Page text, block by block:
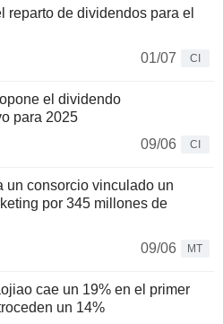
reparto de dividendos para el
01/07
CI
el dividendo
para 2025
09/06
CI
un consorcio vinculado un
por 345 millones de
09/06
MT
cae un 19% en el primer
un 14%